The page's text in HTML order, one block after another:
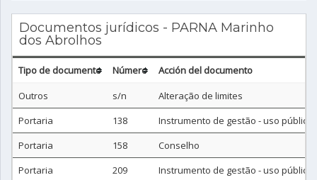
Documentos jurídicos - PARNA Marinho
dos Abrolhos
Tipo de documento Número
Acción del documento
Outros
s/n
Alteração de limites
Portaria
138
Instrumento de gestão - uso público
Portaria
158
Conselho
Portaria
209
Instrumento de gestão - uso público